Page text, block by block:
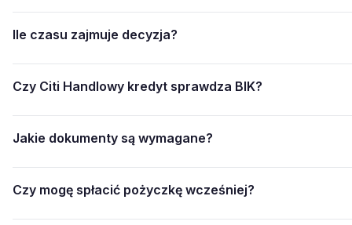
Ile czasu zajmuje decyzja?
Czy Citi Handlowy kredyt sprawdza BIK?
Jakie dokumenty są wymagane?
Czy mogę spłacić pożyczkę wcześniej?